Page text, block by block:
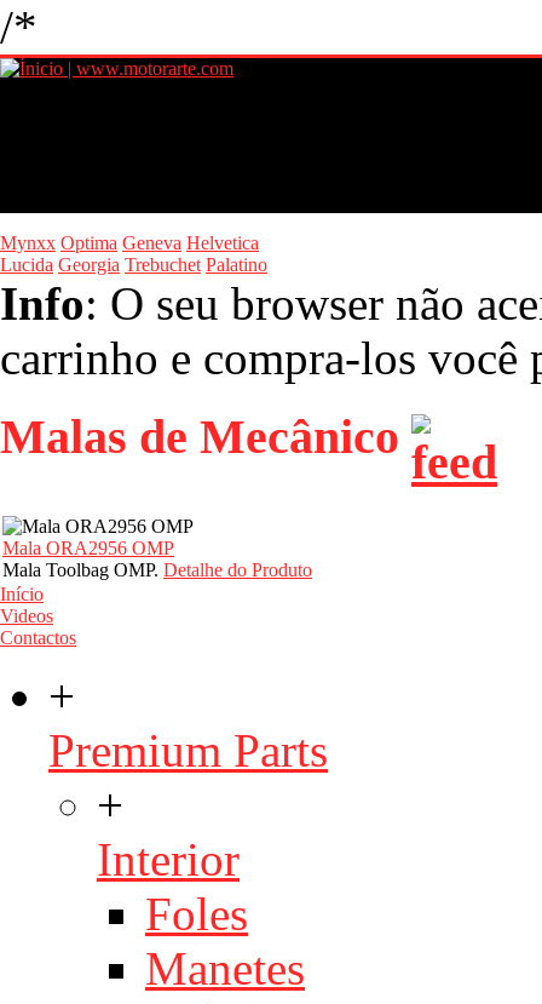
/*
Mynxx Optima Geneva Helvetica
Lucida Georgia Trebuchet Palatino
Info: O seu browser não
carrinho e compra-los você
Malas de Mecânico
Mala ORA2956 OMP
Mala Toolbag OMP. Detalhe do Produto
Início
Videos
Contactos
+
Premium Parts
+
Interior
Foles
Manetes